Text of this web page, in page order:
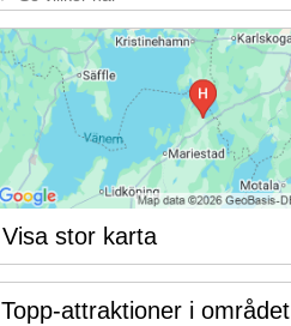
Visa stor karta
Topp-attraktioner i området